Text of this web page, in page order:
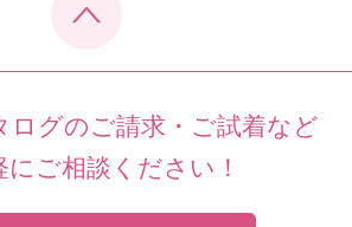
ログのご請求・ご試着など
にご相談ください！